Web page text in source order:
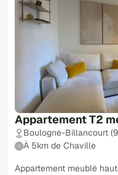
Appartement T2
Boulogne-Billancourt
À 5km de Chaville
Appartement meublé